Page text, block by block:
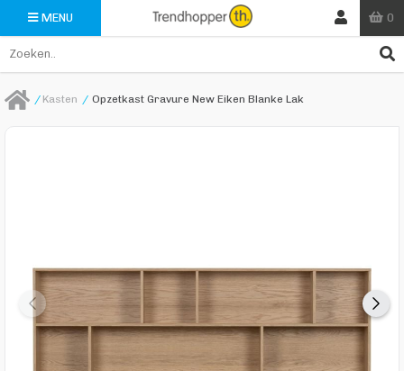
MENU 0
/ Kasten / Opzetkast Gravure New Eiken Blanke Lak